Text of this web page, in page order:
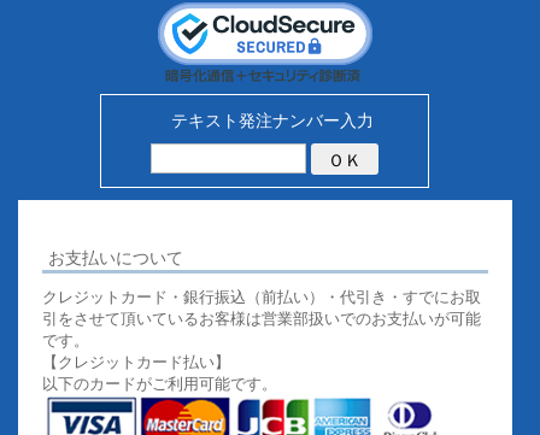
テキスト発注ナンバー入力
お支払いについて
クレジットカード・銀行振込（前払い）・代引き・すでにお取
引をさせて頂いているお客様は営業部扱いでのお支払いが可能
です。
【クレジットカード払い】
以下のカードがご利用可能です。